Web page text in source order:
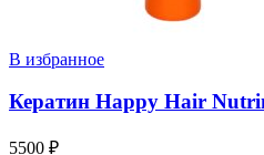
В избранное
Кератин Happy Hair
5500 ₽